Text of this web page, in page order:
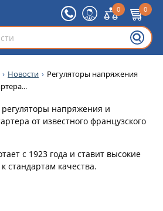
0 0
Новости
Регуляторы напряжения
напряжения и
от известного французского
с 1923 года и ставит высокие
стандартам качества.